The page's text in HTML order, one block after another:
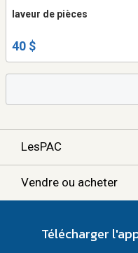
laveur de pièces
40 $
LesPAC
Vendre ou acheter
Télécharger